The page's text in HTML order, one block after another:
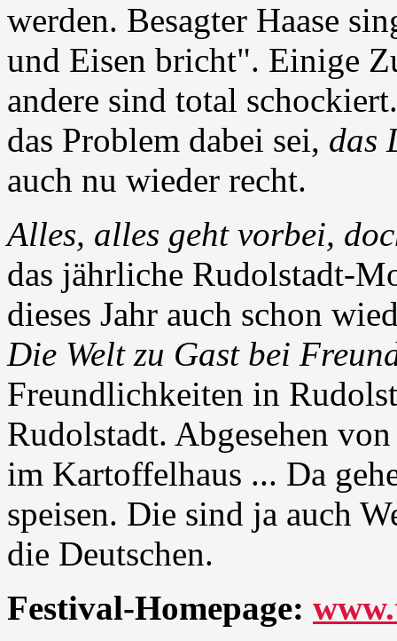
werden. Besagter Haase
und Eisen bricht". Einige
andere sind total
das Problem dabei sei, das
auch nu wieder recht.
Alles, alles geht vorbei,
das jährliche Rudolstadt-
dieses Jahr auch schon
Die Welt zu Gast bei
Freundlichkeiten in
Rudolstadt. Abgesehen
im Kartoffelhaus ... Da
speisen. Die sind ja auch
die Deutschen.
Festival-Homepage: